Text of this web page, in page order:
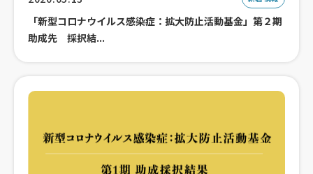
「新型コロナウイルス感染症：拡大防止活動基金」第２期
助成先 採択結...